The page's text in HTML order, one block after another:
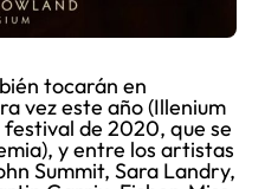
tocarán en
vez este año (Illenium
de 2020, que se
y entre los artistas
Summit, Sara Landry,